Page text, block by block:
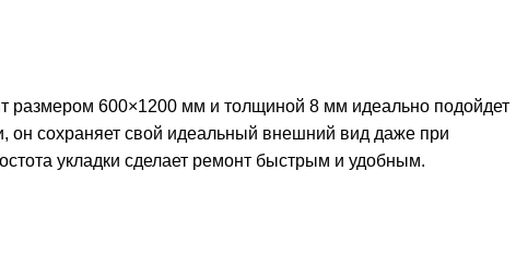
размером 600×1200 мм и толщиной 8 мм идеально подойдет
он сохраняет свой идеальный внешний вид даже при
укладки сделает ремонт быстрым и удобным.